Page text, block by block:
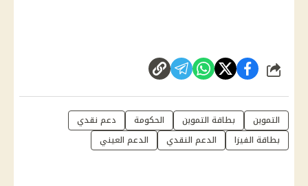
شارك
التموين بطاقة التموين الحكومة
دعم نقدي
بطاقة الفيزا
الدعم النقدي الدعم العيني